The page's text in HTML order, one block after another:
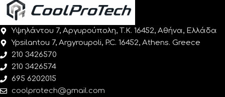
Υψηλάντου 7, Αργυρούπολη, Τ.Κ. 16452, Αθήνα, Ελλάδα
Ypsilantou 7, Argyroupoli, P.C. 16452, Athens. Greece
210 3426570
210 3426574
695 6202015
coolprotech@gmail.com